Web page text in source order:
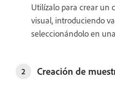
Utilízalo para crear un
visual, introduciendo
seleccionándolo en
2
Creación de